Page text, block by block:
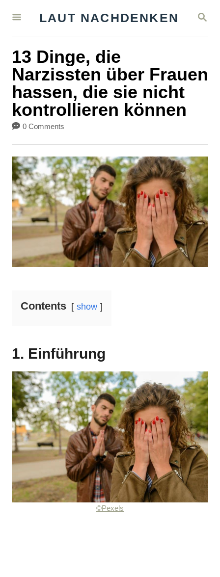
S
A
H
LAUT NACHDENKEN
13 Dinge, die
Narzissten über Frauen
hassen, die sie nicht
kontrollieren können
0 Comments
Contents show
1. Einführung
©Pexels